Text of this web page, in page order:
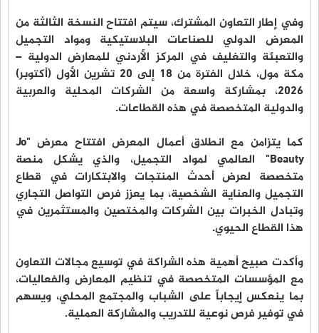
وفي إطار التعاون المشترك، سيتم افتتاح النسخة الثالثة من
المعرض الدولي للصناعات البلاستيكية ومواد التجميل
والتعبئة والتغليف في المركز الأردني للمعارض الدولية –
مكة مول، خلال الفترة من 18 إلى 20 تشرين الأول (أكتوبر)
2026، بمشاركة واسعة من الشركات المحلية والعربية
والدولية المتخصصة في هذه القطاعات.
كما يتزامن مع انطلاق أعمال المعرض افتتاح معرض "Jo
Beauty" العالمي لمواد التجميل، والذي يشكل منصة
متخصصة لعرض أحدث المنتجات والابتكارات في قطاع
التجميل والعناية الشخصية، بما يعزز فرص التواصل التجاري
وتبادل الخبرات بين الشركات والمختصين والمستثمرين في
هذا القطاع الحيوي.
وأكدت صبيح أهمية هذه الشراكة في توسيع مجالات التعاون
مع المؤسسات المتخصصة في تنظيم المعارض والفعاليات،
بما ينعكس إيجاباً على الشباب والمجتمع المحلي، ويسهم
في توفير فرص نوعية للتدريب والمشاركة العملية.